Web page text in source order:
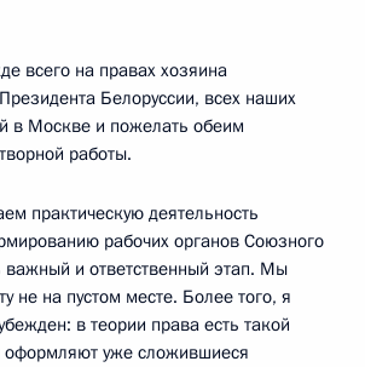
всего на правах хозяина
Белоруссии, всех наших
в Москве и пожелать обеим
работы.
практическую деятельность
рабочих органов Союзного
важный и ответственный этап. Мы
не на пустом месте. Более того, я
в теории права есть такой
оформляют уже сложившиеся